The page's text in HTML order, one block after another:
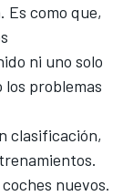
Es como que,
ni uno solo
problemas
clasificación,
nuevos.